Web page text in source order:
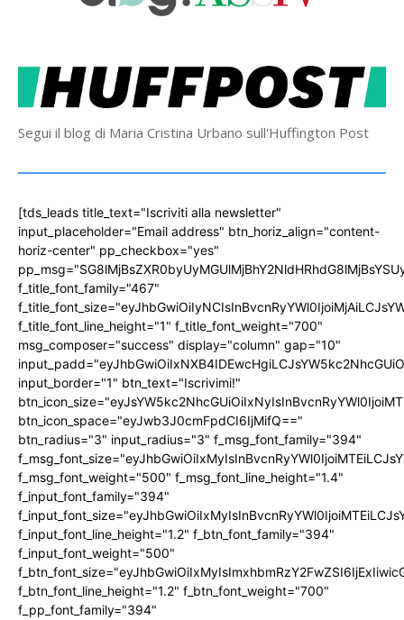
Segui il blog di Maria Cristina Urbano sull'Huffington Post
[tds_leads title_text="Iscriviti alla newsletter"
input_placeholder="Email address" btn_horiz_align="content-
horiz-center" pp_checkbox="yes"
f_title_font_family="467"
f_title_font_line_height="1" f_title_font_weight="700"
msg_composer="success" display="column" gap="10"
input_border="1" btn_text="Iscrivimi!"
btn_icon_space="eyJwb3J0cmFpdCI6IjMifQ=="
btn_radius="3" input_radius="3" f_msg_font_family="394"
f_msg_font_weight="500" f_msg_font_line_height="1.4"
f_input_font_family="394"
f_input_font_line_height="1.2" f_btn_font_family="394"
f_input_font_weight="500"
f_btn_font_line_height="1.2" f_btn_font_weight="700"
f_pp_font_family="394"